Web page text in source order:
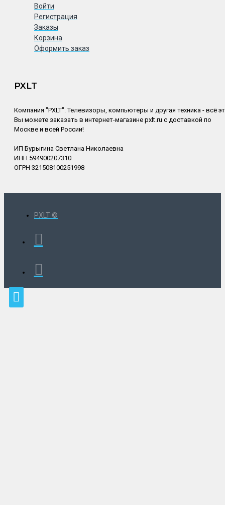
Войти
Регистрация
Заказы
Корзина
Оформить заказ
PXLT
Компания "PXLT". Телевизоры, компьютеры и другая техника - всё
Вы можете заказать в интернет-магазине pxlt.ru с доставкой по
Москве и всей России!
ИП Бурыгина Светлана Николаевна
ИНН 594900207310
ОГРН 321508100251998
PXLT ©